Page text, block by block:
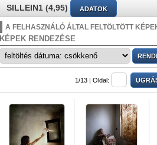
SILLEIN1 (4,95) ADATOK
A FELHASZNÁLÓ ÁLTAL FELTÖLTÖTT
KÉPEK RENDEZÉSE
1/13 | Oldal: